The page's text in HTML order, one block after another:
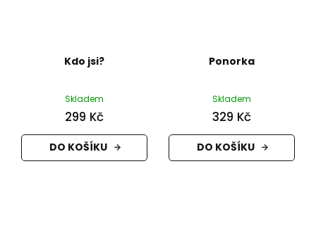
Kdo jsi?
Skladem
299 Kč
DO KOŠÍKU
Ponorka
Skladem
329 Kč
DO KOŠÍKU